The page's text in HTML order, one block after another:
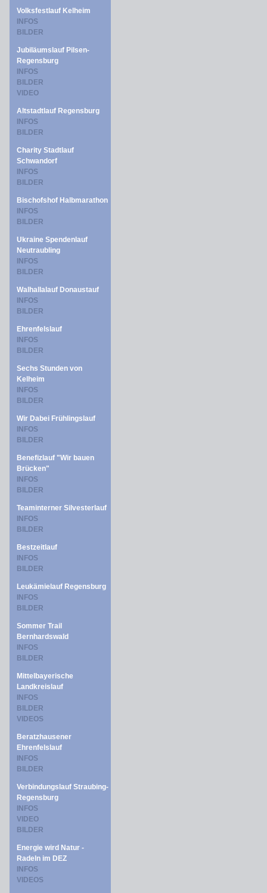
Volksfestlauf Kelheim
INFOS
BILDER
Jubiläumslauf Pilsen-
Regensburg
INFOS
BILDER
VIDEO
Altstadtlauf Regensburg
INFOS
BILDER
Charity Stadtlauf
Schwandorf
INFOS
BILDER
Bischofshof Halbmarathon
INFOS
BILDER
Ukraine Spendenlauf
Neutraubling
INFOS
BILDER
Walhallalauf Donaustauf
INFOS
BILDER
Ehrenfelslauf
INFOS
BILDER
Sechs Stunden von
Kelheim
INFOS
BILDER
Wir Dabei Frühlingslauf
INFOS
BILDER
Benefizlauf "Wir bauen
Brücken"
INFOS
BILDER
Teaminterner Silvesterlauf
INFOS
BILDER
Bestzeitlauf
INFOS
BILDER
Leukämielauf Regensburg
INFOS
BILDER
Sommer Trail
Bernhardswald
INFOS
BILDER
Mittelbayerische
Landkreislauf
INFOS
BILDER
VIDEOS
Beratzhausener
Ehrenfelslauf
INFOS
BILDER
Verbindungslauf Straubing-
Regensburg
INFOS
VIDEO
BILDER
Energie wird Natur -
Radeln im DEZ
INFOS
VIDEOS